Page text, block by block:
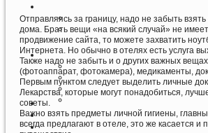
Отправляясь за границу, надо не забыть
дома. Брать вещи «на всякий случай» не
продвижение сайта, то можете захватить
Интернета. Но обычно в отелях есть услуга
Также надо не забыть и о других важных
(фотоаппарат, фотокамера), медикаменты,
Первым пунктом следует выделить личные
Лекарства, которые могут понадобиться,
советы.
Важно взять предметы личной гигиены,
всегда предлагают в отеле, это же касается